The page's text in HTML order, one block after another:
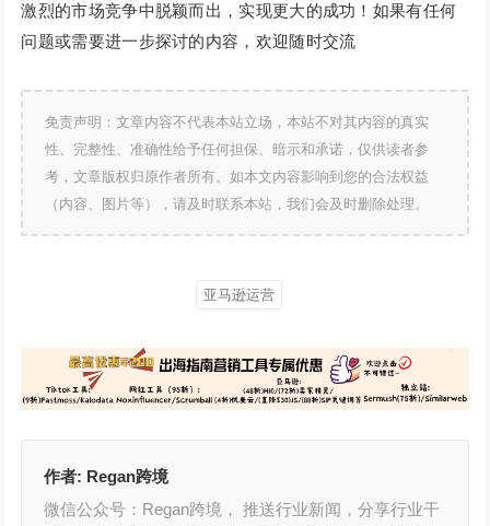
激烈的市场竞争中脱颖而出，实现更大的成功！如果有任何
问题或需要进一步探讨的内容，欢迎随时交流
免责声明：文章内容不代表本站立场，本站不对其内容的真实
性、完整性、准确性给予任何担保、暗示和承诺，仅供读者参
考，文章版权归原作者所有。如本文内容影响到您的合法权益
（内容、图片等），请及时联系本站，我们会及时删除处理。
亚马逊运营
作者: Regan跨境
微信公众号：Regan跨境， 推送行业新闻，分享行业干